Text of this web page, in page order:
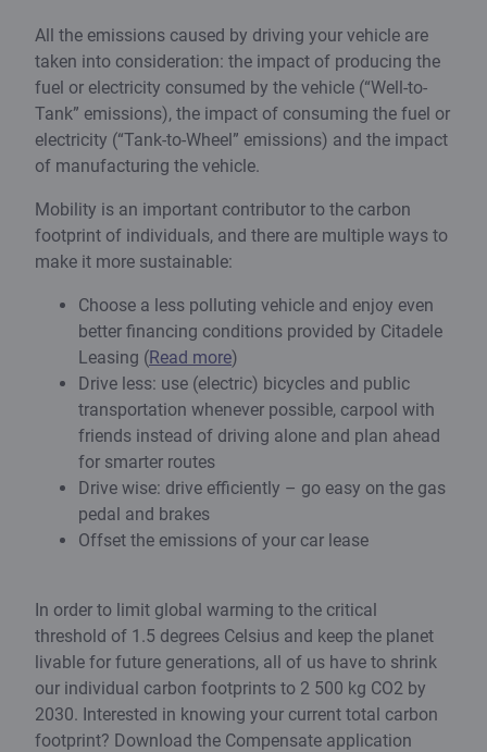
All the emissions caused by driving your vehicle are
taken into consideration: the impact of producing the
fuel or electricity consumed by the vehicle (“Well-to-
Tank” emissions), the impact of consuming the fuel or
electricity (“Tank-to-Wheel” emissions) and the impact
of manufacturing the vehicle.
Mobility is an important contributor to the carbon
footprint of individuals, and there are multiple ways to
make it more sustainable:
Choose a less polluting vehicle and enjoy even
better financing conditions provided by Citadele
Leasing (Read more)
Drive less: use (electric) bicycles and public
transportation whenever possible, carpool with
friends instead of driving alone and plan ahead
for smarter routes
Drive wise: drive efficiently – go easy on the gas
pedal and brakes
Offset the emissions of your car lease
In order to limit global warming to the critical
threshold of 1.5 degrees Celsius and keep the planet
livable for future generations, all of us have to shrink
our individual carbon footprints to 2 500 kg CO2 by
2030. Interested in knowing your current total carbon
footprint? Download the Compensate application